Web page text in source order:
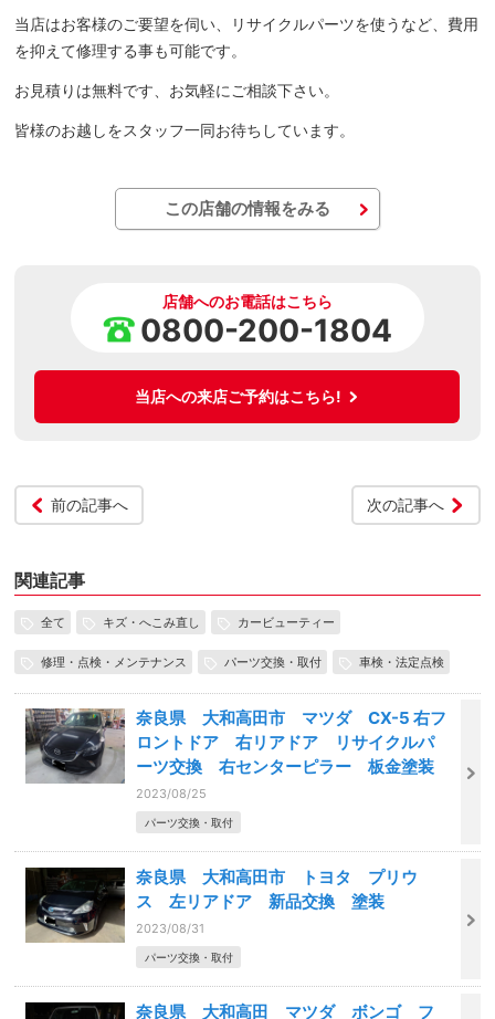
当店はお客様のご要望を伺い、リサイクルパーツを使うなど、費用
を抑えて修理する事も可能です。
お見積りは無料です、お気軽にご相談下さい。
皆様のお越しをスタッフ一同お待ちしています。
この店舗の情報をみる
店舗へのお電話はこちら
0800-200-1804
当店への来店ご予約はこちら!
前の記事へ 次の記事へ
関連記事
全て キズ・へこみ直し カービューティー
修理・点検・メンテナンス パーツ交換・取付 車検・法定点検
奈良県 大和高田市 マツダ CX-5 右フ
ロントドア 右リアドア リサイクルパ
ーツ交換 右センターピラー 板金塗装
2023/08/25
パーツ交換・取付
奈良県 大和高田市 トヨタ プリウ
ス 左リアドア 新品交換 塗装
2023/08/31
パーツ交換・取付
奈良県 大和高田 マツダ ボンゴ フ